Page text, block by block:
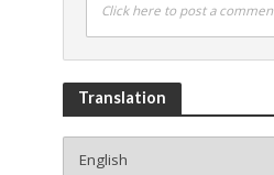
Click here to post a
Translation